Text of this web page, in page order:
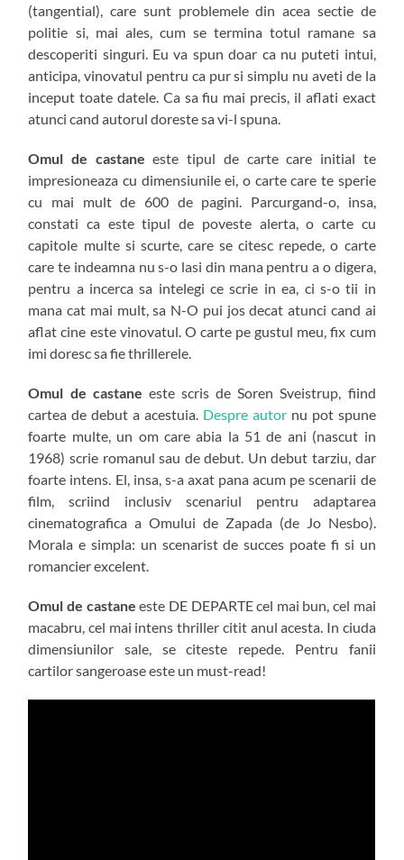
(tangential), care sunt problemele din acea sectie de
politie si, mai ales, cum se termina totul ramane sa
descoperiti singuri. Eu va spun doar ca nu puteti intui,
anticipa, vinovatul pentru ca pur si simplu nu aveti de la
inceput toate datele. Ca sa fiu mai precis, il aflati exact
atunci cand autorul doreste sa vi-l spuna.
Omul de castane este tipul de carte care initial te
impresioneaza cu dimensiunile ei, o carte care te sperie
cu mai mult de 600 de pagini. Parcurgand-o, insa,
constati ca este tipul de poveste alerta, o carte cu
capitole multe si scurte, care se citesc repede, o carte
care te indeamna nu s-o lasi din mana pentru a o digera,
pentru a incerca sa intelegi ce scrie in ea, ci s-o tii in
mana cat mai mult, sa N-O pui jos decat atunci cand ai
aflat cine este vinovatul. O carte pe gustul meu, fix cum
imi doresc sa fie thrillerele.
Omul de castane este scris de Soren Sveistrup, fiind
cartea de debut a acestuia. Despre autornu pot spune
foarte multe, un om care abia la 51 de ani (nascut in
1968) scrie romanul sau de debut. Un debut tarziu, dar
foarte intens. El, insa, s-a axat pana acum pe scenarii de
film, scriind inclusiv scenariul pentru adaptarea
cinematografica a Omului de Zapada (de Jo Nesbo).
Morala e simpla: un scenarist de succes poate fi si un
romancier excelent.
Omul de castane este DE DEPARTE cel mai bun, cel mai
macabru, cel mai intens thriller citit anul acesta. In ciuda
dimensiunilor sale, se citeste repede. Pentru fanii
cartilor sangeroase este un must-read!